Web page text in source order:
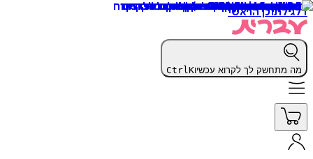
הראשי
לך לקרוא עכשיו Ctrl K